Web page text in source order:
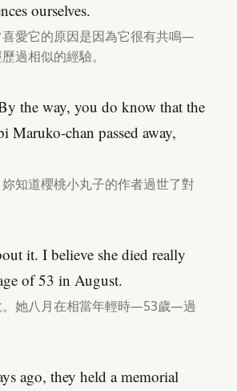
ourselves.
愛它的原因是因為它很有共鳴—
過相似的經驗。
the way, you do know that the
Maruko-chan passed away,
知道櫻桃小丸子的作者過世了對
it. I believe she died really
of 53 in August.
。她八月在相當年輕時—53歲—過
ago, they held a memorial